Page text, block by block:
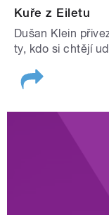
Kuře z Eiletu
Dušan Klein
ty, kdo si chtějí